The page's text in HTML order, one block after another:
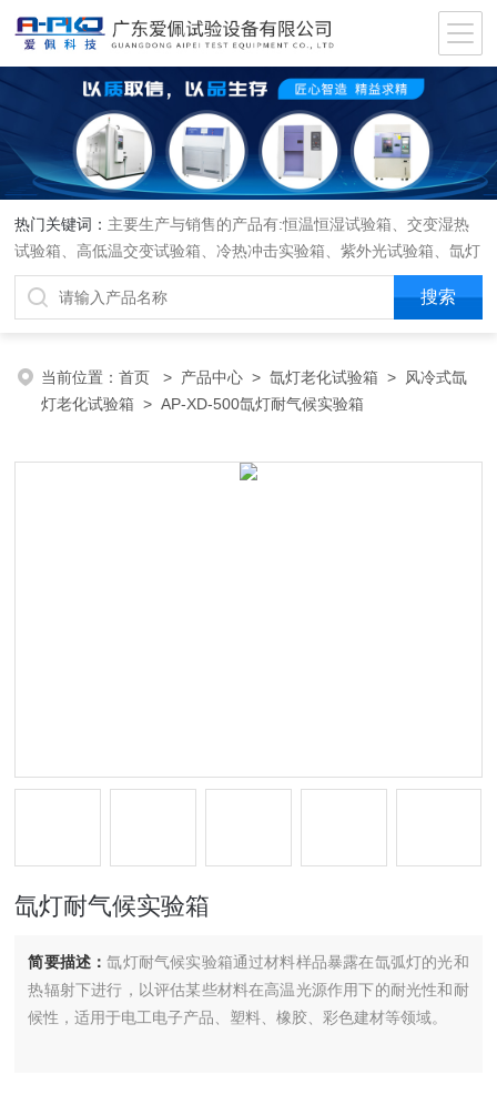
热门关键词： 主要生产与销售的产品有:恒温恒湿试验箱、交变湿热
试验箱、高低温交变试验箱、冷热冲击实验箱、紫外光试验箱、氙灯
老化箱、恒温恒湿实验室、沙尘试验箱、淋雨试验箱、盐水喷雾试验
箱、各种振动试验台、拉力试验机、蒸汽老化试验机、跌落试验机、
当前位置：首页 > 产品中心 >氙灯老化试验箱 >
风冷式氙
灯老化试验箱 > AP-XD-500氙灯耐气候实验箱
氙灯耐气候实验箱
简要描述：氙灯耐气候实验箱通过材料样品暴露在氙弧灯的光和
热辐射下进行，以评估某些材料在高温光源作用下的耐光性和耐
候性，适用于电工电子产品、塑料、橡胶、彩色建材等领域。